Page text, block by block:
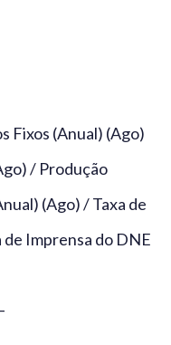
Fixos (Anual) (Ago)
/ Produção
(Ago) / Taxa de
Imprensa do DNE